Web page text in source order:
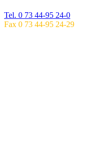
Tel. 0 73 44-95 24-0
Fax 0 73 44-95 24-29